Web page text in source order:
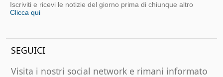
Iscriviti e ricevi le notizie del giorno prima di chiunque altro
Clicca qui
SEGUICI
Visita i nostri social network e rimani informato